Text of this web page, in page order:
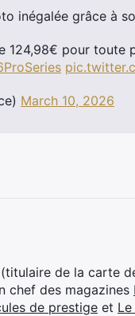
inégalée grâce à
124,98€ pour toute
March 10, 2026
de la carte
chef des magazines
de prestige et